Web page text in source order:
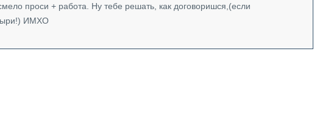
проси + работа. Ну тебе решать, как договоришся,(если
ИМХО